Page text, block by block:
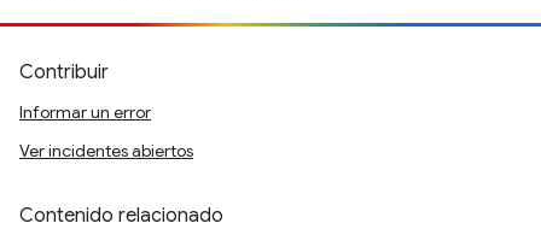
Contribuir
Informar un error
Ver incidentes abiertos
Contenido relacionado